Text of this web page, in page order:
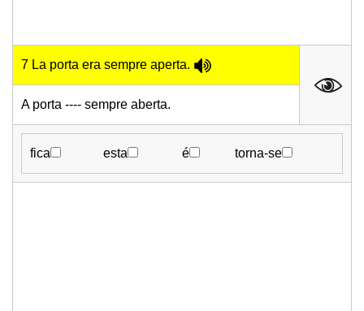
7 La porta era sempre aperta.
A porta ---- sempre aberta.
fica esta é torna-se